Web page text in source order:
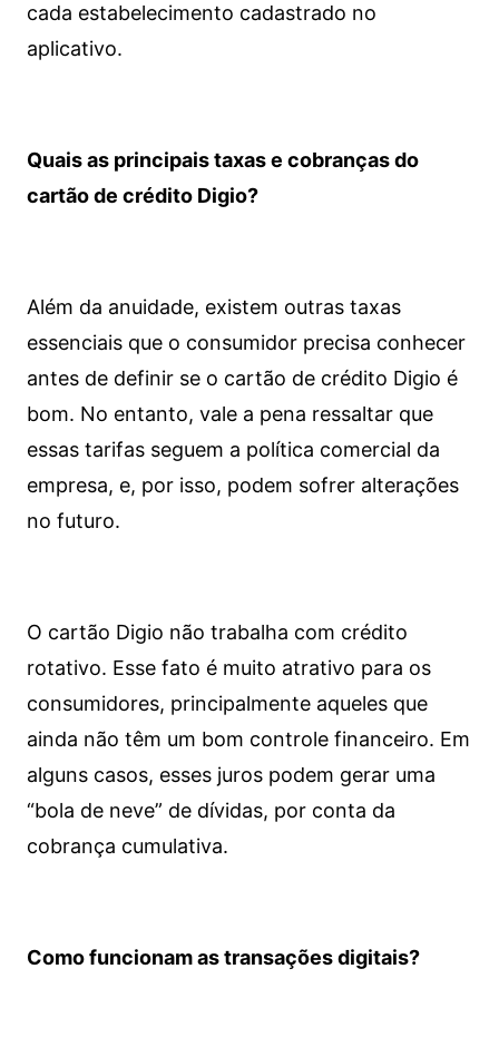
cada estabelecimento cadastrado no
aplicativo.
Quais as principais taxas e cobranças do
cartão de crédito Digio?
Além da anuidade, existem outras taxas
essenciais que o consumidor precisa conhecer
antes de definir se o cartão de crédito Digio é
bom. No entanto, vale a pena ressaltar que
essas tarifas seguem a política comercial da
empresa, e, por isso, podem sofrer alterações
no futuro.
O cartão Digio não trabalha com crédito
rotativo. Esse fato é muito atrativo para os
consumidores, principalmente aqueles que
ainda não têm um bom controle financeiro. Em
alguns casos, esses juros podem gerar uma
“bola de neve” de dívidas, por conta da
cobrança cumulativa.
Como funcionam as transações digitais?